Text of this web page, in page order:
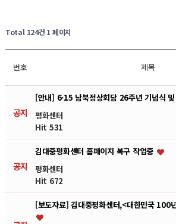
Total 124건 1 페이지
번호 제목
공지
[안내] 6·15 남북정상회담 26주년 기념식
평화센터
Hit 531
공지
김대중평화센터 홈페이지 복구 작업중
평화센터
Hit 672
[보도자료] 김대중평화센터,<대한민국 100